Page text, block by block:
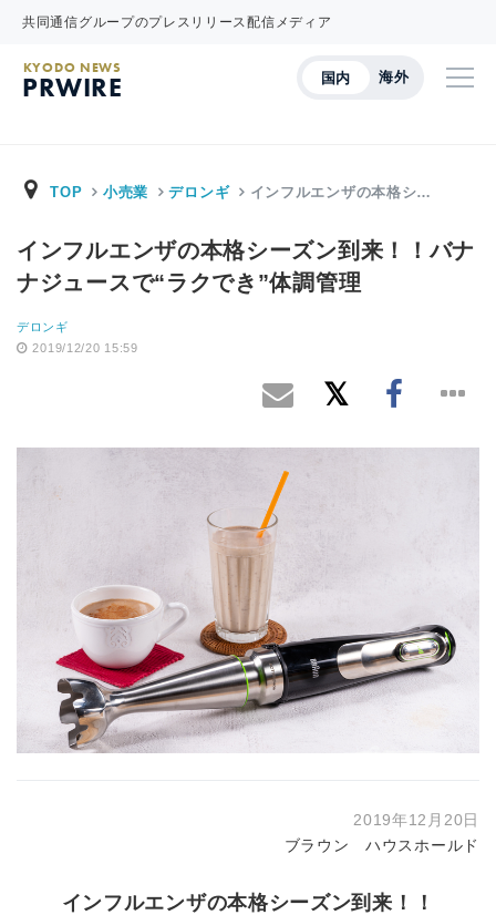
共同通信グループのプレスリリース配信メディア
国内 海外
KYODO NEWS
PRWIRE
TOP 小売業 デロンギ インフルエンザの本格シ…
インフルエンザの本格シーズン到来！！バナ
ナジュースで“ラクでき”体調管理
デロンギ
2019/12/20 15:59
2019年12月20日
ブラウン ハウスホールド
インフルエンザの本格シーズン到来！！